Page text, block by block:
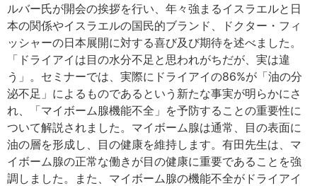
ルバー氏が開会の挨拶を行い、年々強まるイスラエルと日
本の関係やイスラエルの国民的ブランド、ドクター・フィ
ッシャーの日本展開に対する喜び及び期待を述べました。
「ドライアイは目の水分不足と思われがちだが、実は違
う」。セミナーでは、実際にドライアイの86%が「油の分
泌不足」によるものであるという新たな事実が明らかにさ
れ、「マイボーム腺機能不全」を予防することの重要性に
ついて解説されました。マイボーム腺は通常、目の表面に
油の層を形成し、目の健康を維持します。有田先生は、マ
イボーム腺の正常な働きが目の健康に重要であることを強
調しました。また、マイボーム腺の機能不全がドライアイ